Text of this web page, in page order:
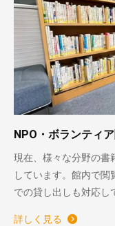
NPO・ボランティ
現在、様々な分野の書
しています。館内で閲
での貸し出しも対応し
詳しく見る